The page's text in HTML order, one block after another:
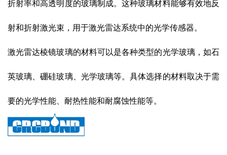
折射率和高透明度的玻璃制成。这种玻璃材料能够有效地反
射和折射激光束，用于激光雷达系统中的光学传感器。
激光雷达棱镜玻璃的材料可以是各种类型的光学玻璃，如石
英玻璃、硼硅玻璃、光学玻璃等。具体选择的材料取决于需
要的光学性能、耐热性能和耐腐蚀性能等。